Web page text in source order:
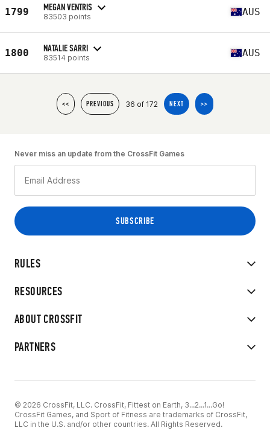
1799 MEGAN VENTRIS
83503 points AUS
1800 NATALIE SARRI
83514 points AUS
<< PREVIOUS 36 of 172 NEXT >>
RULES
RESOURCES
ABOUT CROSSFIT
PARTNERS
Never miss an update from the CrossFit Games
© 2026 CrossFit, LLC. CrossFit, Fittest on Earth, 3...2...1...Go!
CrossFit Games, and Sport of Fitness are trademarks of CrossFit,
LLC in the U.S. and/or other countries. All Rights Reserved.